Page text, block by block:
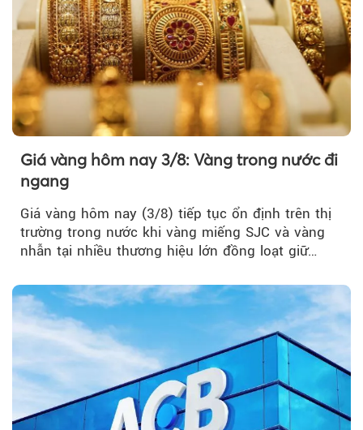
Giá vàng hôm nay 3/8: Vàng trong nước đi
ngang
Giá vàng hôm nay (3/8) tiếp tục ổn định trên thị
trường trong nước khi vàng miếng SJC và vàng
nhẫn tại nhiều thương hiệu lớn đồng loạt giữ